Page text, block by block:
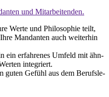
und Mit­ar­bei­ten­den.
Wer­te und Phi­lo­so­phie teilt,
Man­dan­ten auch wei­ter­hin
ein erfah­re­nes Umfeld mit ähn­
inte­griert.
guten Gefühl aus dem Berufs­le­